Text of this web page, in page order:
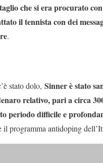
che si era procurato
il tennista con dei
.
stato dolo, Sinner è stato
relativo, pari a circa
periodo difficile e
il programma antidoping